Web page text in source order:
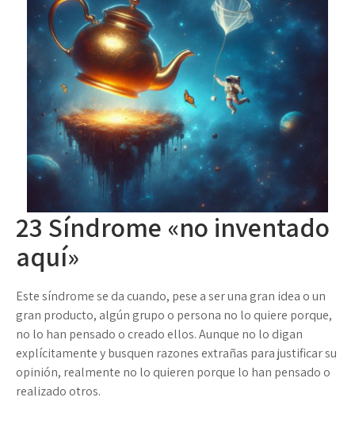
23 Síndrome «no inventado
aquí»
Este síndrome se da cuando, pese a ser una gran idea o un
gran producto, algún grupo o persona no lo quiere porque,
no lo han pensado o creado ellos. Aunque no lo digan
explícitamente y busquen razones extrañas para justificar su
opinión, realmente no lo quieren porque lo han pensado o
realizado otros.